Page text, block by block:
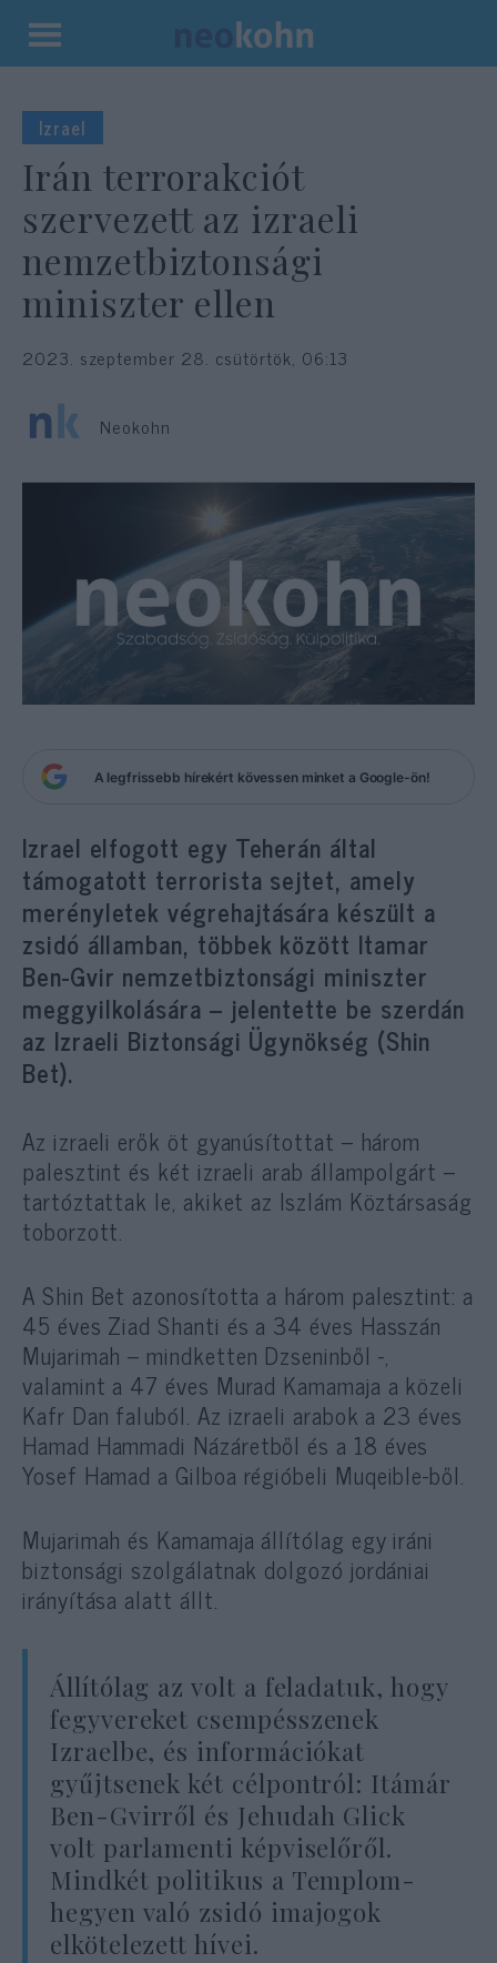
Kilépés
tartalomba
Izrael
Irán terrorakciót
szervezett az izraeli
nemzetbiztonsági
miniszter ellen
2023. szeptember 28. csütörtök, 06:13
Neokohn
A legfrissebb hírekért kövessen minket a Google-ön!
Izrael elfogott egy Teherán által
támogatott terrorista sejtet, amely
merényletek végrehajtására készült a
zsidó államban, többek között Itamar
Ben-Gvir nemzetbiztonsági miniszter
meggyilkolására – jelentette be szerdán
az Izraeli Biztonsági Ügynökség (Shin
Bet).
Az izraeli erők öt gyanúsítottat – három
palesztint és két izraeli arab állampolgárt –
tartóztattak le, akiket az Iszlám Köztársaság
toborzott.
A Shin Bet azonosította a három palesztint: a
45 éves Ziad Shanti és a 34 éves Hasszán
Mujarimah – mindketten Dzseninből -,
valamint a 47 éves Murad Kamamaja a közeli
Kafr Dan faluból. Az izraeli arabok a 23 éves
Hamad Hammadi Názáretből és a 18 éves
Yosef Hamad a Gilboa régióbeli Muqeible-ből.
Mujarimah és Kamamaja állítólag egy iráni
biztonsági szolgálatnak dolgozó jordániai
irányítása alatt állt.
Állítólag az volt a feladatuk, hogy
fegyvereket csempésszenek
Izraelbe, és információkat
gyűjtsenek két célpontról: Itámár
Ben-Gvirről és Jehudah Glick
volt parlamenti képviselőről.
Mindkét politikus a Templom-
hegyen való zsidó imajogok
elkötelezett hívei.